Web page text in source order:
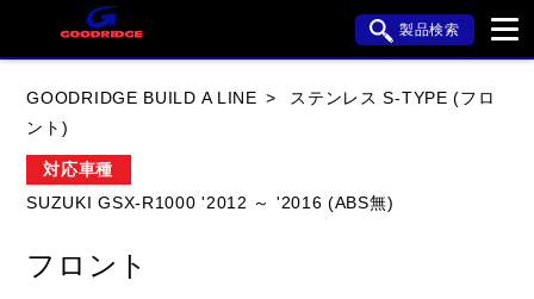
製品検索
HONDA YAMAHA SUZUKI
KAWASAKI
GOODRIDGE BUILD A LINE
ステンレス S-TYPE (フロ
ント)
対応車種
SUZUKI GSX-R1000 '2012 ～ '2016 (ABS無)
フロント